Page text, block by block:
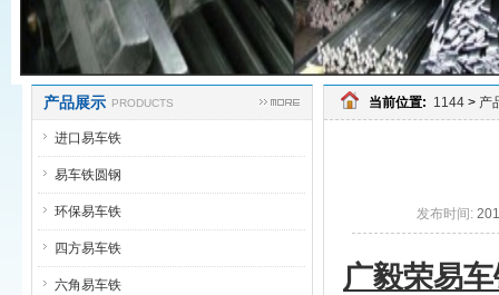
产品展示 PRODUCTS
进口易车铁
易车铁圆钢
环保易车铁
四方易车铁
六角易车铁
当前位置: 1144 > 产
发布时间:
广毅荣易